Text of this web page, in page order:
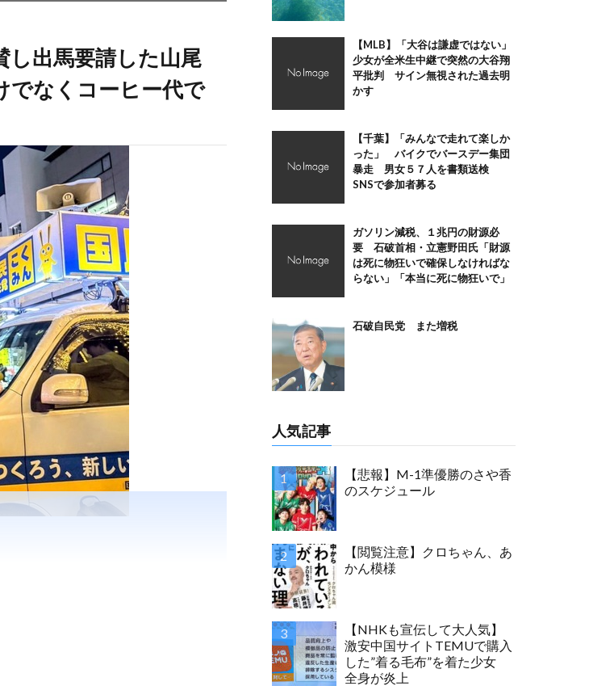
出馬要請した山尾
なくコーヒー代で
【MLB】「大谷は謙虚ではない」
少女が全米生中継で突然の大谷翔
平批判 サイン無視された過去明
かす
【千葉】「みんなで走れて楽しか
った」 バイクでバースデー集団
暴走 男女５７人を書類送検
SNSで参加者募る
ガソリン減税、１兆円の財源必
要 石破首相・立憲野田氏「財源
は死に物狂いで確保しなければな
らない」「本当に死に物狂いで」
石破自民党 また増税
人気記事
【悲報】M-1準優勝のさや香
のスケジュール
【閲覧注意】クロちゃん、あ
かん模様
【NHKも宣伝して大人気】
激安中国サイトTEMUで購入
した”着る毛布”を着た少女
全身が炎上